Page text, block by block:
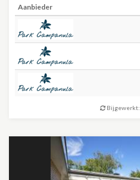
Aanbieder
Bijgewerkt: